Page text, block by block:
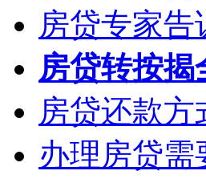
房贷专家
房贷转按
房贷还款
办理房贷